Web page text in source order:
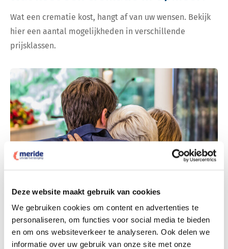
Deze website maakt gebruik van cookies
We gebruiken cookies om content en advertenties te
personaliseren, om functies voor social media te bieden
en om ons websiteverkeer te analyseren. Ook delen we
informatie over uw gebruik van onze site met onze
Wat een crematie kost, hangt af van uw wensen. Bekijk
hier een aantal mogelijkheden in verschillende
prijsklassen.
Bekijk tarieven voor crematie
Bekijk tarieven voor begrafenis